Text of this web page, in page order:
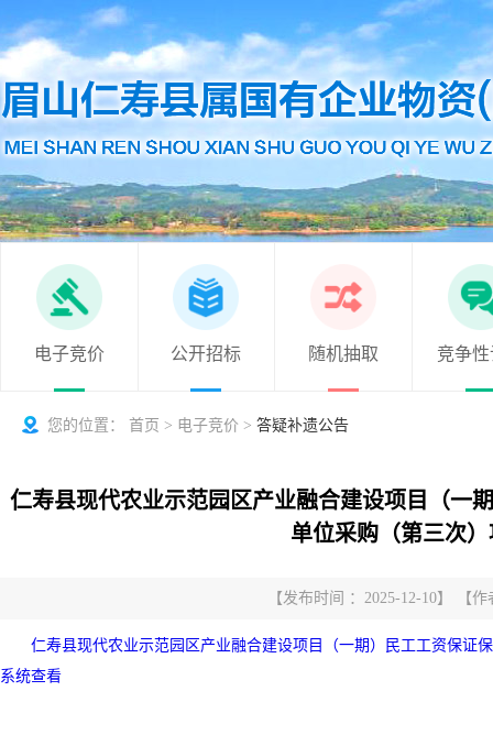
电子竞价 公开招标 随机抽取 竞争
您的位置： 首页 > 电子竞价 > 答疑补遗公告
仁寿县现代农业示范园区产业融合建设项目（一
单位采购（第三次
【发布时间 ：2025-12-10】 【
仁寿县现代农业示范园区产业融合建设项目（一期）民工工资保证
系统查看